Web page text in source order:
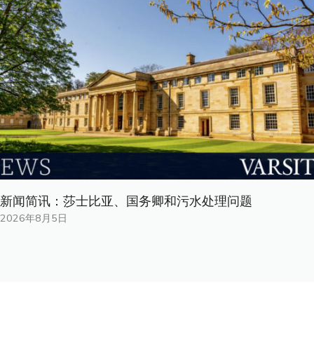
新闻简讯：莎士比亚、国务卿和污水处理问题
2026年8月5日